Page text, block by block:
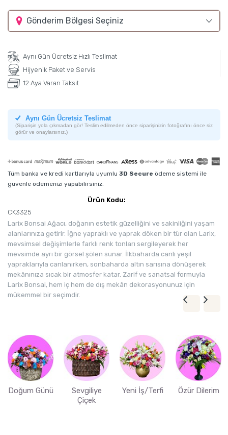
Gönderim Bölgesi Seçiniz
Aynı Gün Ücretsiz Hızlı Teslimat
Hijyenik Paket ve Servis
12 Aya Varan Taksit
Aynı Gün Ücretsiz Teslimat
(Siparişin yola çıkmadan gör! Teslim edilmeden önce siparişinizin fotoğrafını önce siz
görür ve onaylarsınız.)
Tüm banka ve kredi kartlarıyla uyumlu 3D Secure ödeme sistemi ile
güvenle ödemenizi yapabilirsiniz.
Ürün Kodu:
CK3325
Larix Bonsai Ağacı, doğanın estetik güzelliğini ve sakinliğini yaşam
alanlarınıza getirir. İğne yapraklı ve yaprak döken bir tür olan Larix,
mevsimsel değişimlerle farklı renk tonları sergileyerek her
mevsimde ayrı bir görsel şölen sunar. İlkbaharda canlı yeşil
yapraklarıyla canlanırken, sonbaharda altın sarısına dönüşerek
mekânınıza sıcak bir atmosfer katar. Zarif ve sanatsal formuyla
Larix Bonsai, hem iç hem de dış mekân dekorasyonunuz için
mükemmel bir seçimdir.
Doğum Günü
Sevgiliye
Çiçek
Yeni İş/Terfi Özür Dilerim